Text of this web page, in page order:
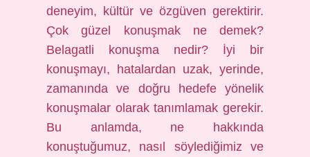
deneyim, kültür ve özgüven gerektirir.
Çok güzel konuşmak ne demek?
Belagatli konuşma nedir? İyi bir
konuşmayı, hatalardan uzak, yerinde,
zamanında ve doğru hedefe yönelik
konuşmalar olarak tanımlamak gerekir.
Bu anlamda, ne hakkında
konuştuğumuz, nasıl söylediğimiz ve